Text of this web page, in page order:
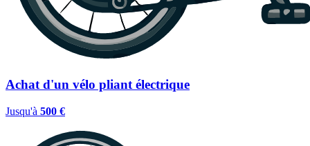
Achat d'un vélo pliant électrique
Jusqu'à 500 €